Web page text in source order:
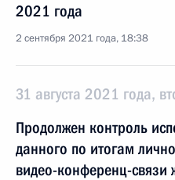
2021 года
2 сентября 2021 года, 18:38
31 августа 2021 года,
Продолжен контроль
данного по итогам
видео-конференц-связи